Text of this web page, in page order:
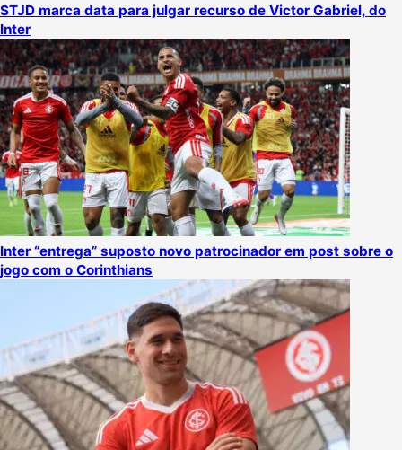
STJD marca data para julgar recurso de Victor Gabriel, do
Inter
Inter “entrega” suposto novo patrocinador em post sobre o
jogo com o Corinthians